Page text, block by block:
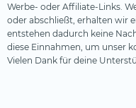
Werbe- oder Affiliate-Links.
oder abschließt, erhalten wir
entstehen dadurch keine
diese Einnahmen, um unser
Vielen Dank für deine